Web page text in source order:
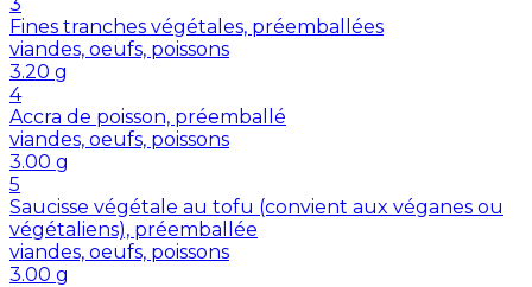
Fines tranches végétales, préemballées
viandes, oeufs, poissons
3.20 g
4
Accra de poisson, préemballé
viandes, oeufs, poissons
3.00 g
5
Saucisse végétale au tofu (convient aux véganes ou
végétaliens), préemballée
viandes, oeufs, poissons
3.00 g